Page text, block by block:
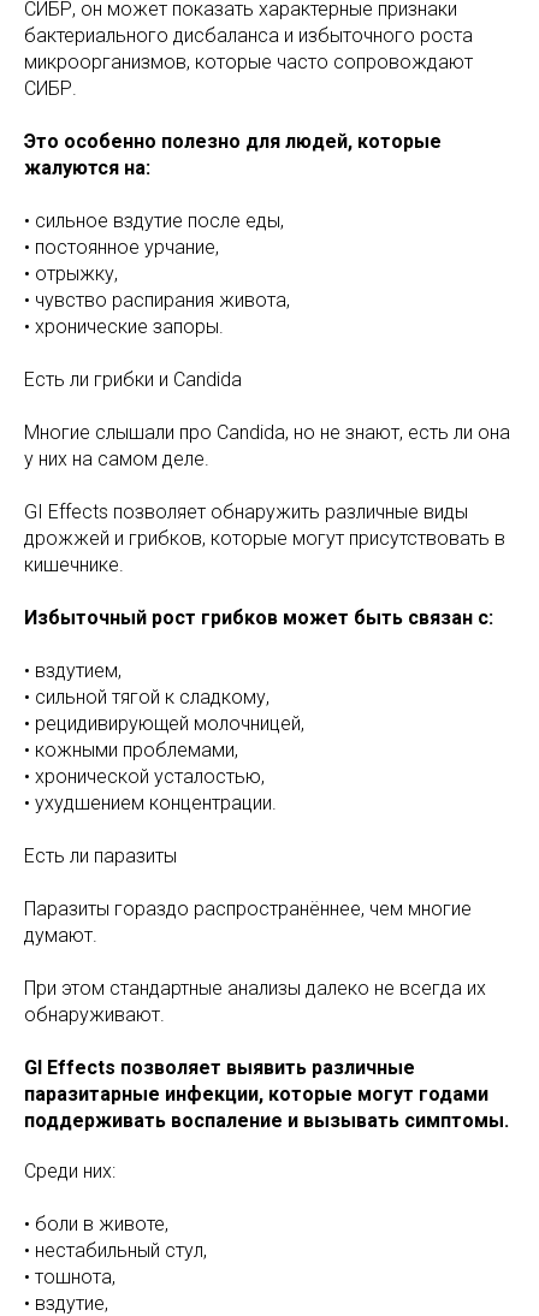
СИБР, он может показать характерные признаки
бактериального дисбаланса и избыточного роста
микроорганизмов, которые часто сопровождают
СИБР.
Это особенно полезно для людей, которые
жалуются на:
• сильное вздутие после еды,
• постоянное урчание,
• отрыжку,
• чувство распирания живота,
• хронические запоры.
Есть ли грибки и Candida
Многие слышали про Candida, но не знают, есть ли она
у них на самом деле.
GI Effects позволяет обнаружить различные виды
дрожжей и грибков, которые могут присутствовать в
кишечнике.
Избыточный рост грибков может быть связан с:
• вздутием,
• сильной тягой к сладкому,
• рецидивирующей молочницей,
• кожными проблемами,
• хронической усталостью,
• ухудшением концентрации.
Есть ли паразиты
Паразиты гораздо распространённее, чем многие
думают.
При этом стандартные анализы далеко не всегда их
обнаруживают.
GI Effects позволяет выявить различные
паразитарные инфекции, которые могут годами
поддерживать воспаление и вызывать симптомы.
Среди них:
• боли в животе,
• нестабильный стул,
• тошнота,
• вздутие,